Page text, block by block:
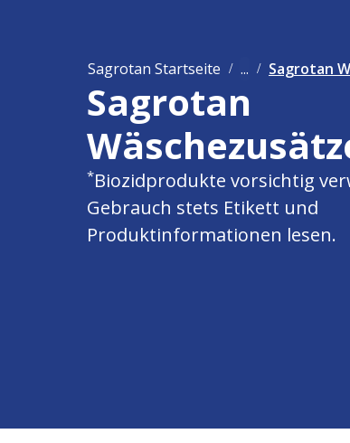
Sagrotan Startseite ... Sagrotan
Sagrotan
*Biozidprodukte vorsichtig
Gebrauch stets Etikett und
Produktinformationen lesen.